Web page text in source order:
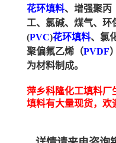
花环填料、增强聚丙
工、氯碱、煤气、环
(PVC)花环填料、氯
聚偏氟乙烯（PVDF）
为材料制成。
萍乡科隆化工填料厂
填料有大量现货，欢